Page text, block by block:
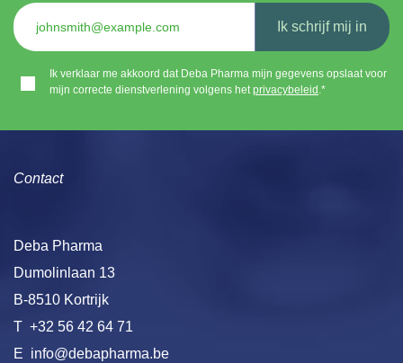
Ik schrijf mij in
Ik verklaar me akkoord dat Deba Pharma mijn gegevens opslaat voor
mijn correcte dienstverlening volgens hetprivacybeleid .*
Contact
Deba Pharma
Dumolinlaan 13
B-8510 Kortrijk
T +32 56 42 64 71
E info@debapharma.be